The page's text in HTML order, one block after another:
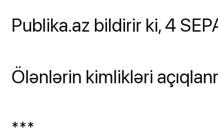
Publika.az bildirir ki, 4
Ölənlərin kimlikləri